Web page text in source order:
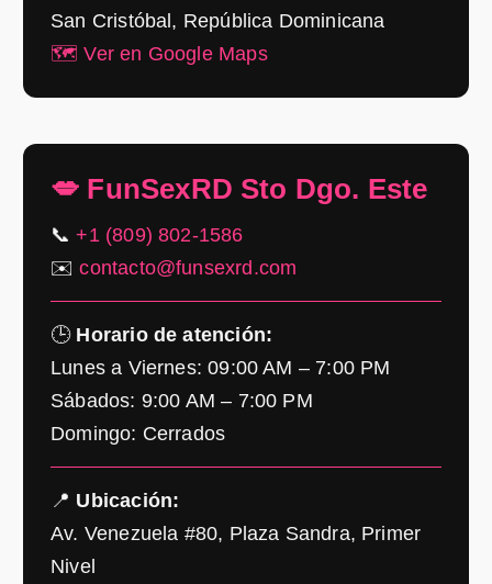
San Cristóbal, República Dominicana
🗺️ Ver en Google Maps
💋 FunSexRD Sto Dgo. Este
📞+1 (809) 802-1586
✉️contacto@funsexrd.com
🕒 Horario de atención:
Lunes a Viernes: 09:00 AM – 7:00 PM
Sábados: 9:00 AM – 7:00 PM
Domingo: Cerrados
📍 Ubicación:
Av. Venezuela #80, Plaza Sandra, Primer
Nivel